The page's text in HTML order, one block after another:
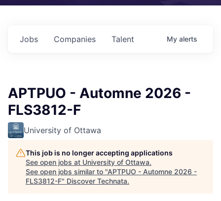
Jobs Companies Talent My alerts
APTPUO - Automne 2026 -
FLS3812-F
University of Ottawa
This job is no longer accepting applications
See open jobs at University of Ottawa.
See open jobs similar to "APTPUO - Automne 2026 -
FLS3812-F" Discover Technata.